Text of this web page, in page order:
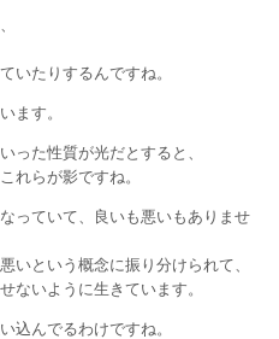
いたりするんですね。
ます。
った性質が光だとすると、
れらが影ですね。
っていて、良いも悪いもありませ
いという概念に振り分けられて、
ないように生きています。
込んでるわけですね。